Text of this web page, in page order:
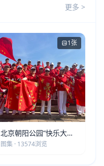
更多 >
1张
北京朝阳公园“快乐大本
营”建党105周年庆祝活动
图集 · 13574浏览